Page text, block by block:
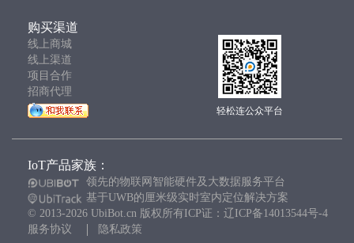
购买渠道
线上商城
线上渠道
项目合作
招商代理
轻松连公众平台
IoT产品家族：
领先的物联网智能硬件及大数据服务平台
基于UWB的厘米级实时室内定位解决方案
© 2013-2026 UbiBot.cn 版权所有ICP证：辽ICP备14013544号-4
服务协议
隐私政策